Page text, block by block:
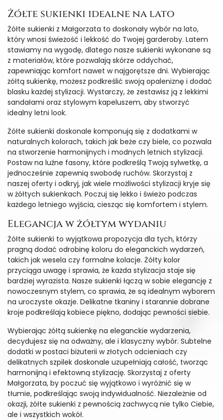
Żółte sukienki idealne na lato
Żółte sukienki z Małgorzata to doskonały wybór na lato,
który wnosi świeżość i lekkość do Twojej garderoby. Latem
stawiamy na wygodę, dlatego nasze sukienki wykonane są
z materiałów, które pozwalają skórze oddychać,
zapewniając komfort nawet w najgorętsze dni. Wybierając
żółtą sukienkę, możesz podkreślić swoją opaleniznę i dodać
blasku każdej stylizacji. Wystarczy, że zestawisz ją z lekkimi
sandałami oraz stylowym kapeluszem, aby stworzyć
idealny letni look.
Żółte sukienki doskonale komponują się z dodatkami w
naturalnych kolorach, takich jak beże czy biele, co pozwala
na stworzenie harmonijnych i modnych letnich stylizacji.
Postaw na luźne fasony, które podkreślą Twoją sylwetkę, a
jednocześnie zapewnią swobodę ruchów. Skorzystaj z
naszej oferty i odkryj, jak wiele możliwości stylizacji kryje się
w żółtych sukienkach. Poczuj się lekko i świeżo podczas
każdego letniego wyjścia, ciesząc się komfortem i stylem.
Elegancja w żółtym wydaniu
Żółte sukienki to wyjątkowa propozycja dla tych, którzy
pragną dodać odrobinę koloru do eleganckich wydarzeń,
takich jak wesela czy formalne kolacje. Żółty kolor
przyciąga uwagę i sprawia, że każda stylizacja staje się
bardziej wyrazista. Nasze sukienki łączą w sobie elegancję z
nowoczesnym stylem, co sprawia, że są idealnym wyborem
na uroczyste okazje. Delikatne tkaniny i starannie dobrane
kroje podkreślają kobiece piękno, dodając pewności siebie.
Wybierając żółtą sukienkę na eleganckie wydarzenia,
decydujesz się na odważny, ale i klasyczny wybór. Subtelne
dodatki w postaci biżuterii w złotych odcieniach czy
delikatnych szpilek doskonale uzupełniają całość, tworząc
harmonijną i efektowną stylizację. Skorzystaj z oferty
Małgorzata, by poczuć się wyjątkowo i wyróżnić się w
tłumie, podkreślając swoją indywidualność. Niezależnie od
okazji, żółte sukienki z pewnością zachwycą nie tylko Ciebie,
ale i wszystkich wokół.